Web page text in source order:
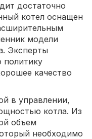
достаточно
котел оснащен
модели
Эксперты
качество
в управлении,
котла. Из
объем
необходимо